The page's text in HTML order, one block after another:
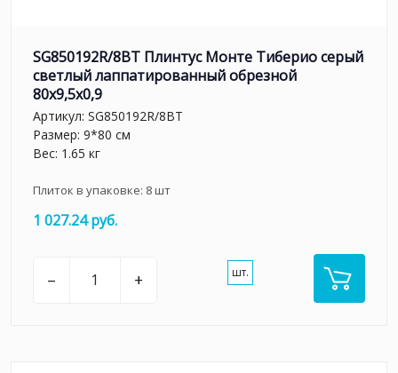
SG850192R/8BT Плинтус Монте Тиберио серый
светлый лаппатированный обрезной
80x9,5x0,9
Артикул: SG850192R/8BT
Размер: 9*80 см
Вес: 1.65 кг
Плиток в упаковке: 8шт
1 027.24 руб.
– + шт.